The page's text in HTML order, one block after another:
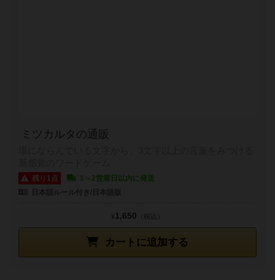
ミツカルタの通販
残り1点
1～2営業日以内に発送
カートに追加する
¥1,650 （税込）